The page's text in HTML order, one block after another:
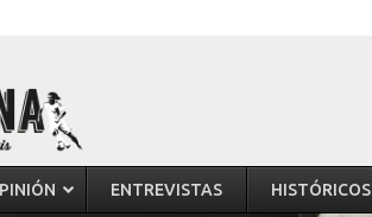
ENTREVISTAS HISTÓRICOS